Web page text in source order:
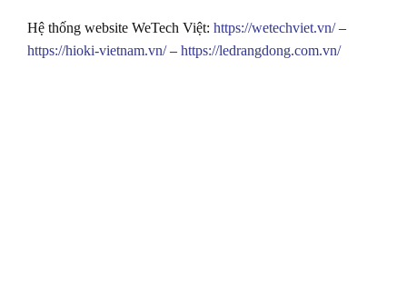
Hệ thống website WeTech Việt: https://wetechviet.vn/–
https://hioki-vietnam.vn/– https://ledrangdong.com.vn/